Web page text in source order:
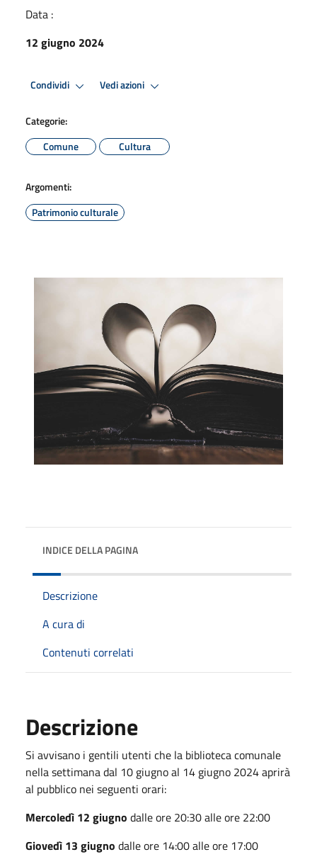
Data :
12 giugno 2024
Condividi Vedi azioni
Categorie:
Comune
Cultura
Argomenti:
Patrimonio culturale
INDICE DELLA PAGINA
Descrizione
A cura di
Contenuti correlati
Descrizione
Si avvisano i gentili utenti che la biblioteca comunale
nella settimana dal 10 giugno al 14 giugno 2024 aprirà
al pubblico nei seguenti orari:
Mercoledì 12 giugno dalle ore 20:30 alle ore 22:00
Giovedì 13 giugno dalle ore 14:00 alle ore 17:00